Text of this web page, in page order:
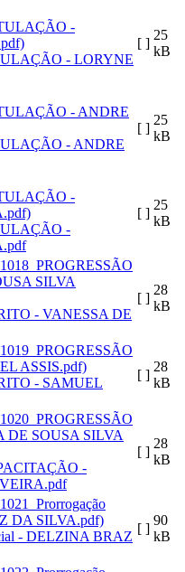
- LORYNE
[ ]
25
kB
- ANDRE
[ ]
25
kB
-
[ ]
25
kB
- VANESSA DE
[ ]
28
kB
- SAMUEL
[ ]
28
kB
-
[ ]
28
kB
- DELZINA BRAZ
[ ]
90
kB